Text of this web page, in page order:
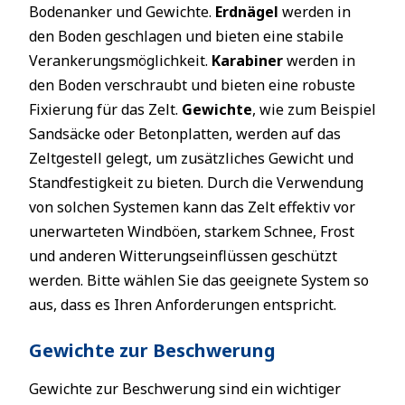
Bodenanker und Gewichte. Erdnägel werden in
den Boden geschlagen und bieten eine stabile
Verankerungsmöglichkeit. Karabinerwerden in
den Boden verschraubt und bieten eine robuste
Fixierung für das Zelt. Gewichte, wie zum Beispiel
Sandsäcke oder Betonplatten, werden auf das
Zeltgestell gelegt, um zusätzliches Gewicht und
Standfestigkeit zu bieten. Durch die Verwendung
von solchen Systemen kann das Zelt effektiv vor
unerwarteten Windböen, starkem Schnee, Frost
und anderen Witterungseinflüssen geschützt
werden. Bitte wählen Sie das geeignete System so
aus, dass es Ihren Anforderungen entspricht.
Gewichte zur Beschwerung
Gewichte zur Beschwerung sind ein wichtiger